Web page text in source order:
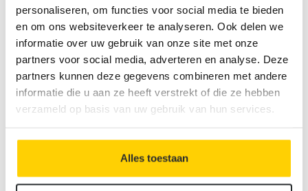
personaliseren, om functies voor social media te bieden
en om ons websiteverkeer te analyseren. Ook delen we
informatie over uw gebruik van onze site met onze
partners voor social media, adverteren en analyse. Deze
partners kunnen deze gegevens combineren met andere
informatie die u aan ze heeft verstrekt of die ze hebben
verzameld op basis van uw gebruik van hun services.
Alles toestaan
Chez Derudder Cleaning, nous nous rendons compte
de l'importance d'un entretien régulier. Nos services
comprennent :
machines et de l'équipement.
adaptées aux différents types d'équipement.
Des programmes d'entretien flexibles adaptés à
votre cycle de production.